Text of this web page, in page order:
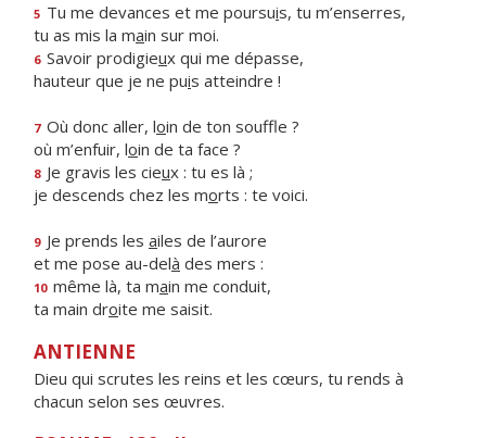
5 Tu me devances et me poursuis, tu m’enserres,
tu as mis la main sur moi.
6 Savoir prodigieux qui me dépasse,
hauteur que je ne puis atteindre !
7 Où donc aller, loin de ton souffle ?
où m’enfuir, loin de ta face ?
8 Je gravis les cieux : tu es là ;
je descends chez les morts : te voici.
9 Je prends les ailes de l’aurore
et me pose au-delà des mers :
10 même là, ta main me conduit,
ta main droite me saisit.
ANTIENNE
Dieu qui scrutes les reins et les cœurs, tu rends à
chacun selon ses œuvres.